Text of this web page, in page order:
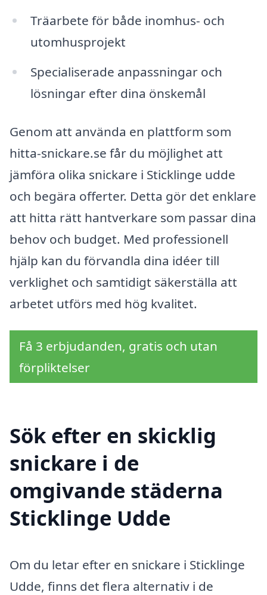
Träarbete för både inomhus- och
utomhusprojekt
Specialiserade anpassningar och
lösningar efter dina önskemål
Genom att använda en plattform som
hitta-snickare.se får du möjlighet att
jämföra olika snickare i Sticklinge udde
och begära offerter. Detta gör det enklare
att hitta rätt hantverkare som passar dina
behov och budget. Med professionell
hjälp kan du förvandla dina idéer till
verklighet och samtidigt säkerställa att
arbetet utförs med hög kvalitet.
Få 3 erbjudanden, gratis och utan
förpliktelser
Sök efter en skicklig
snickare i de
omgivande städerna
Sticklinge Udde
Om du letar efter en snickare i Sticklinge
Udde, finns det flera alternativ i de